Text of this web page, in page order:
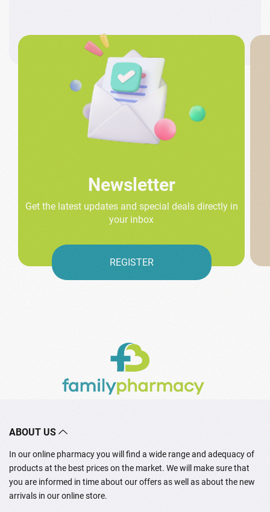
Newsletter
Get the latest updates and special deals directly in
your inbox
REGISTER
ABOUT US
In our online pharmacy you will find a wide range and adequacy of
products at the best prices on the market. We will make sure that
you are informed in time about our offers as well as about the new
arrivals in our online store.